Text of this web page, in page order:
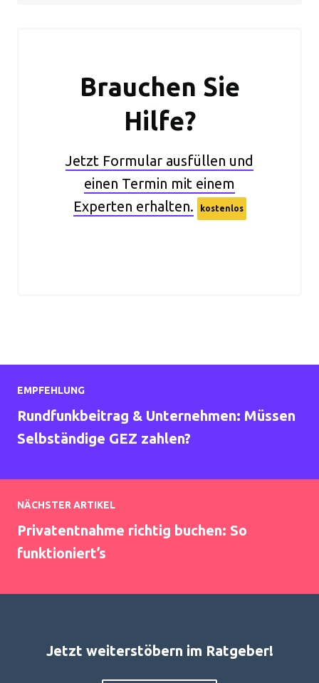
Brauchen Sie
Hilfe?
Jetzt Formular ausfüllen und
einen Termin mit einem
Experten erhalten.
kostenlos
EMPFEHLUNG
Rundfunkbeitrag & Unternehmen: Müssen
Selbständige GEZ zahlen?
NÄCHSTER ARTIKEL
Privatentnahme richtig buchen: So
funktioniert’s
Jetzt weiterstöbern im Ratgeber!